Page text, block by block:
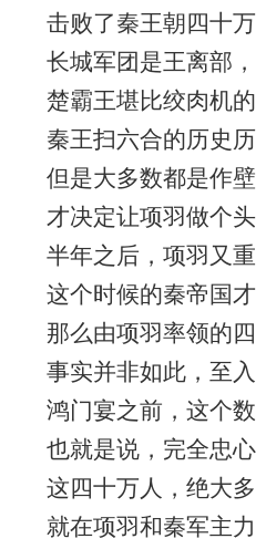
击败了秦王朝四十
长城军团是王离部
楚霸王堪比绞肉机
秦王扫六合的历史
但是大多数都是作
才决定让项羽做个
半年之后，项羽又
这个时候的秦帝国
那么由项羽率领的
事实并非如此，至
鸿门宴之前，这个
也就是说，完全忠
这四十万人，绝大
就在项羽和秦军主